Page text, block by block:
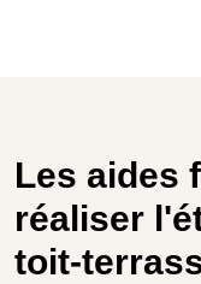
Les aides
réaliser
toit-